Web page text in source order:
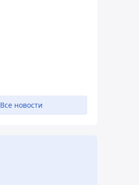
Все новости